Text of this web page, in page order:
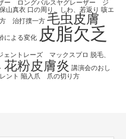
ー ロングパルスヤグレーザー ジ
山真衣 口の周り、しわ、若返り 咳エ
治打撲一方 毛虫皮膚
による変化
皮脂欠乏
ントレーズ マックスプロ
脱毛、
花粉皮膚炎 講演会のおし
ント 陥入爪 爪の切り方